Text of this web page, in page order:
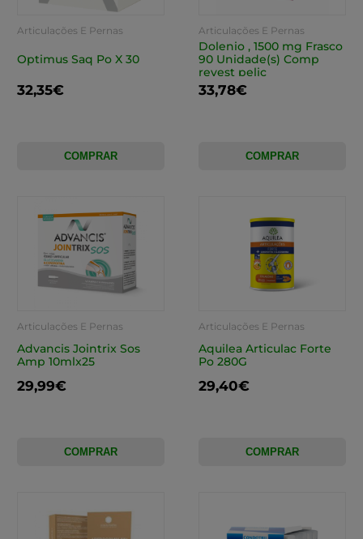
Articulações E Pernas
Optimus Saq Po X 30
32,35€
COMPRAR
Articulações E Pernas
Cansadas
Dolenio , 1500 mg Frasco
90 Unidade(s) Comp
revest pelic
33,78€
COMPRAR
Articulações E Pernas
Cansadas
Advancis Jointrix Sos
Amp 10mlx25
29,99€
COMPRAR
Articulações E Pernas
Cansadas
Aquilea Articulac Forte
Po 280G
29,40€
COMPRAR